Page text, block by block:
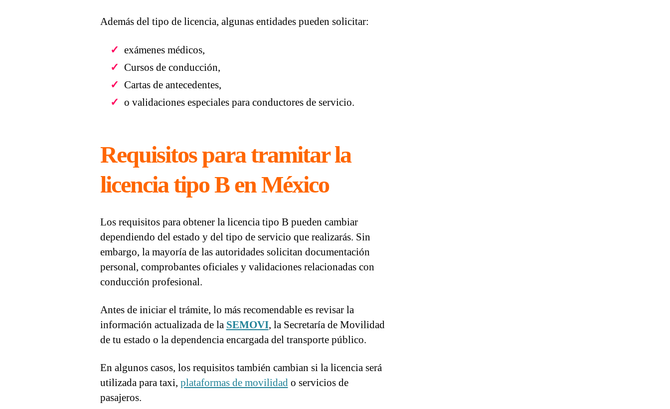
Además del tipo de licencia, algunas entidades pueden solicitar:
exámenes médicos,
Cursos de conducción,
Cartas de antecedentes,
o validaciones especiales para conductores de servicio.
Requisitos para tramitar la
licencia tipo B en México
Los requisitos para obtener la licencia tipo B pueden cambiar
dependiendo del estado y del tipo de servicio que realizarás. Sin
embargo, la mayoría de las autoridades solicitan documentación
personal, comprobantes oficiales y validaciones relacionadas con
conducción profesional.
Antes de iniciar el trámite, lo más recomendable es revisar la
información actualizada de la SEMOVI, la Secretaría de Movilidad
de tu estado o la dependencia encargada del transporte público.
En algunos casos, los requisitos también cambian si la licencia será
utilizada para taxi, plataformas de movilidado servicios de
pasajeros.